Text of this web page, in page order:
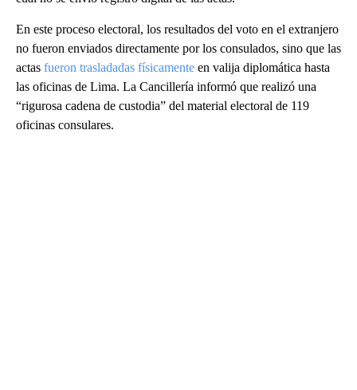
En este proceso electoral, los resultados del voto en el extranjero
no fueron enviados directamente por los consulados, sino que las
actas fueron trasladadas físicamente en valija diplomática hasta
las oficinas de Lima. La Cancillería informó que realizó una
“rigurosa cadena de custodia” del material electoral de 119
oficinas consulares.